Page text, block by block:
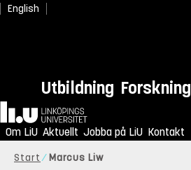
English
Utbildning Forskning
Hem
Om LiU Aktuellt Jobba på LiU Kontakt
Start Marcus Liw